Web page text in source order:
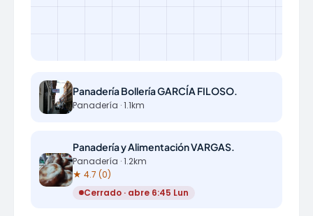
Panadería Bollería GARCÍA FILOSO.
Panadería · 1.1km
Panadería y Alimentación VARGAS.
Panadería · 1.2km
★ 4.7 (0)
Cerrado · abre 6:45 Lun